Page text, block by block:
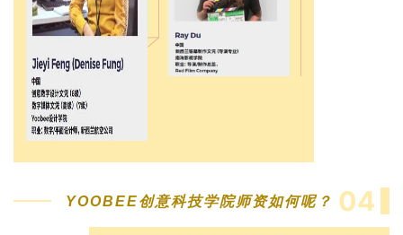
百
咨
询
04
YOOBEE创意科技学院师资如何呢？